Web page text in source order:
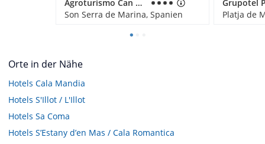
Agroturismo Can Pere Rei
Son Serra de Marina, Spanien
Orte in der Nähe
Hotels Cala Mandia
Hotels S'Illot / L'Illot
Hotels Sa Coma
Hotels S’Estany d’en Mas / Cala Romantica